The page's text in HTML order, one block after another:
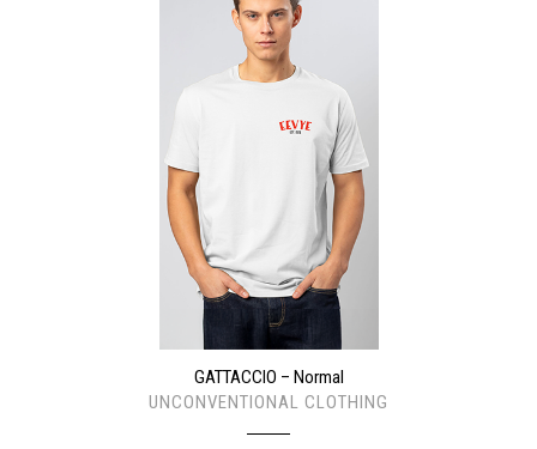
GATTACCIO – Normal
UNCONVENTIONAL CLOTHING